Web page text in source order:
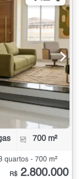
700 m²
quartos - 700 m²
R$ 2.800.000